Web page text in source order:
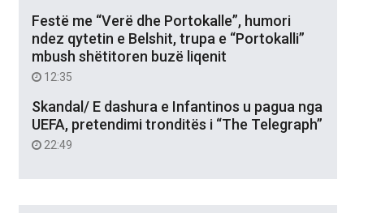
Festë me “Verë dhe Portokalle”, humori
ndez qytetin e Belshit, trupa e “Portokalli”
mbush shëtitoren buzë liqenit
12:35
Skandal/ E dashura e Infantinos u pagua nga
UEFA, pretendimi tronditës i “The Telegraph”
22:49